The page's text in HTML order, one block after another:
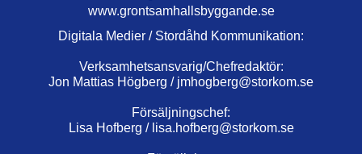
www.grontsamhallsbyggande.se
Digitala Medier / Stordåhd Kommunikation:
Verksamhetsansvarig/Chefredaktör:
Jon Mattias Högberg / jmhogberg@storkom.se
Försäljningschef:
Lisa Hofberg / lisa.hofberg@storkom.se